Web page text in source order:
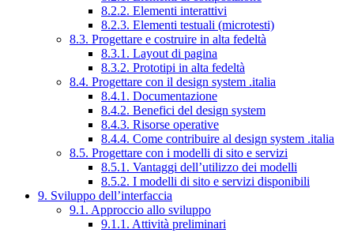
8.2.2. Elementi interattivi
8.2.3. Elementi testuali (microtesti)
8.3. Progettare e costruire in alta fedeltà
8.3.1. Layout di pagina
8.3.2. Prototipi in alta fedeltà
8.4. Progettare con il design system .italia
8.4.1. Documentazione
8.4.2. Benefici del design system
8.4.3. Risorse operative
8.4.4. Come contribuire al design system .italia
8.5. Progettare con i modelli di sito e servizi
8.5.1. Vantaggi dell’utilizzo dei modelli
8.5.2. I modelli di sito e servizi disponibili
9. Sviluppo dell’interfaccia
9.1. Approccio allo sviluppo
9.1.1. Attività preliminari